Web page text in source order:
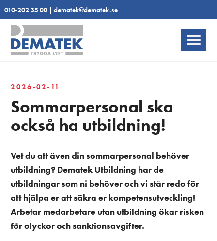
010-202 35 00 | dematek@dematek.se
2026-02-11
Sommarpersonal ska
också ha utbildning!
Vet du att även din sommarpersonal behöver
utbildning? Dematek Utbildning har de
utbildningar som ni behöver och vi står redo för
att hjälpa er att säkra er kompetensutveckling!
Arbetar medarbetare utan utbildning ökar risken
för olyckor och sanktionsavgifter.